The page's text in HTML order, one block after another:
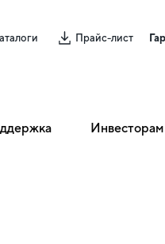
Прайс-лист
Инвесторам